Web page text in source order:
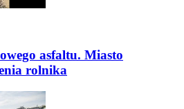
asfaltu. Miasto
rolnika